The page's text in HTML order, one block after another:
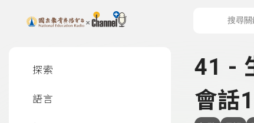
上方功能區塊
探索
語言
41 -
會話1